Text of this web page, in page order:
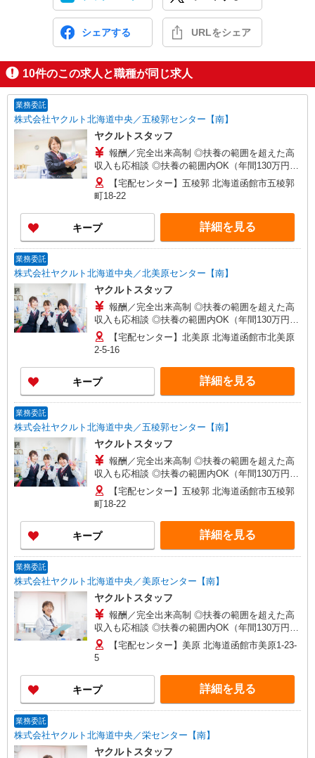
シェアする URLをシェア
10件のこの求人と職種が同じ求人
業務委託
株式会社ヤクルト北海道中央／五稜郭センター【南】
ヤクルトスタッフ
報酬／完全出来高制 ◎扶養の範囲を超えた高
収入も応相談 ◎扶養の範囲内OK（年間130万円以
内） ※収入補償/月10万円 ※収入補償期間/お仕事
開始から12ヶ月間 こちらに記載してある時間や日
数以外の働き方をご希望される場合もご相談に応
じますので、まずはお問い合わせください ※研修
期間中は日当支払あり（5日間：1000円/日） 収入
保障期間：12か月
【宅配センター】五稜郭 北海道函館市五稜郭
町18-22
キープ 詳細を見る
業務委託
株式会社ヤクルト北海道中央／北美原センター【南】
ヤクルトスタッフ
報酬／完全出来高制 ◎扶養の範囲を超えた高
収入も応相談 ◎扶養の範囲内OK（年間130万円以
内） ※収入補償/月10万円 ※収入補償期間/お仕事
開始から12ヶ月間 こちらに記載してある時間や日
じますので、まずはお問い合わせください ※研修
期間中は日当支払あり（5日間：1000円/日） 収入
保障期間：12か月
【宅配センター】北美原 北海道函館市北美原
2-5-16
キープ 詳細を見る
業務委託
株式会社ヤクルト北海道中央／五稜郭センター【南】
ヤクルトスタッフ
報酬／完全出来高制 ◎扶養の範囲を超えた高
収入も応相談 ◎扶養の範囲内OK（年間130万円以
内） ※収入補償/月10万円 ※収入補償期間/お仕事
開始から12ヶ月間 こちらに記載してある時間や日
数以外の働き方をご希望される場合もご相談に応
じますので、まずはお問い合わせください ※研修
期間中は日当支払あり（5日間：1000円/日） 収入
保障期間：12か月
【宅配センター】五稜郭 北海道函館市五稜郭
町18-22
キープ 詳細を見る
業務委託
株式会社ヤクルト北海道中央／美原センター【南】
ヤクルトスタッフ
報酬／完全出来高制 ◎扶養の範囲を超えた高
収入も応相談 ◎扶養の範囲内OK（年間130万円以
内） ※収入補償/月10万円 ※収入補償期間/お仕事
開始から12ヶ月間 こちらに記載してある時間や日
じますので、まずはお問い合わせください ※研修
期間中は日当支払あり（5日間：1000円/日） 収入
保障期間：12か月
【宅配センター】美原 北海道函館市美原1-23-
5
キープ 詳細を見る
業務委託
株式会社ヤクルト北海道中央／栄センター【南】
ヤクルトスタッフ